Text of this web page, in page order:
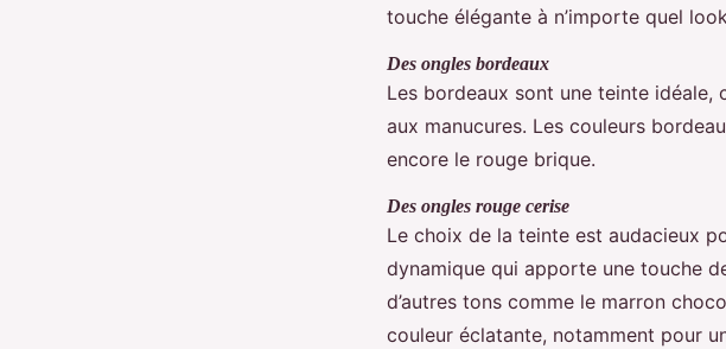
touche élégante à n’importe quel
Des ongles bordeaux
Les bordeaux sont une teinte
aux manucures. Les couleurs
encore le rouge brique.
Des ongles rouge cerise
Le choix de la teinte est audacieux
dynamique qui apporte une touche
d’autres tons comme le marron
couleur éclatante, notamment pour